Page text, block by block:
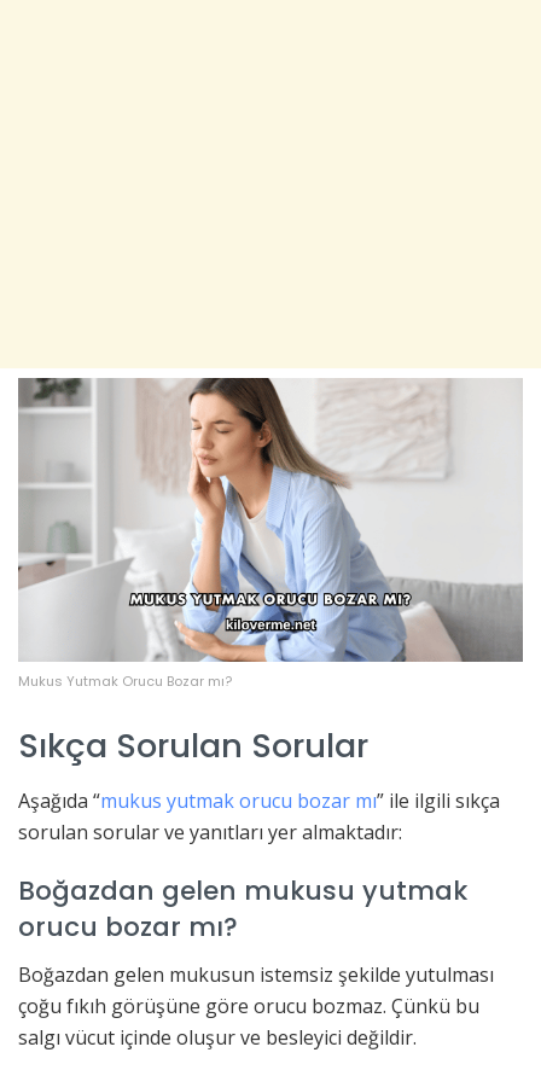
Mukus Yutmak Orucu Bozar mı?
Sıkça Sorulan Sorular
Aşağıda “mukus yutmak orucu bozar mı” ile ilgili sıkça
sorulan sorular ve yanıtları yer almaktadır:
Boğazdan gelen mukusu yutmak
orucu bozar mı?
Boğazdan gelen mukusun istemsiz şekilde yutulması
çoğu fıkıh görüşüne göre orucu bozmaz. Çünkü bu
salgı vücut içinde oluşur ve besleyici değildir.